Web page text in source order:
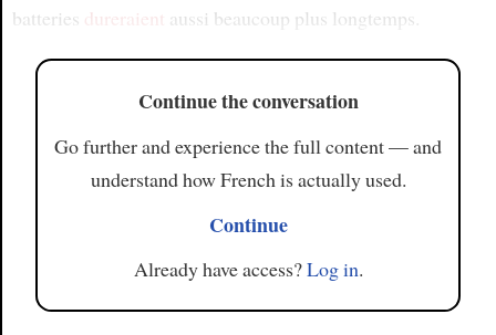
batteries dureraient aussi beaucoup plus longtemps.
Continue the conversation
Go further and experience the full content — and
understand how French is actually used.
Continue
Already have access?Log in.